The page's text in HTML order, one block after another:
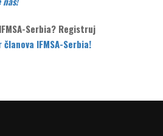
Serbia? Registruj
IFMSA-Serbia!